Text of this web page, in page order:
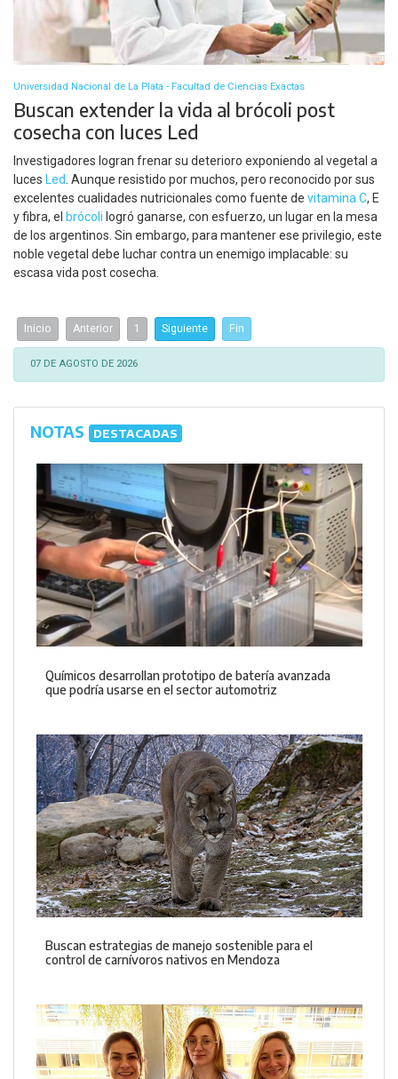
Universidad Nacional de La Plata - Facultad de Ciencias Exactas
Buscan extender la vida al brócoli post
cosecha con luces Led
Investigadores logran frenar su deterioro exponiendo al vegetal a
luces Led. Aunque resistido por muchos, pero reconocido por sus
excelentes cualidades nutricionales como fuente de vitamina C, E
y fibra, el brócoli logró ganarse, con esfuerzo, un lugar en la mesa
de los argentinos. Sin embargo, para mantener ese privilegio, este
noble vegetal debe luchar contra un enemigo implacable: su
escasa vida post cosecha.
Inicio Anterior 1 Siguiente Fin
07 DE AGOSTO DE 2026
NOTAS DESTACADAS
Químicos desarrollan prototipo de batería avanzada
que podría usarse en el sector automotriz
Buscan estrategias de manejo sostenible para el
control de carnívoros nativos en Mendoza